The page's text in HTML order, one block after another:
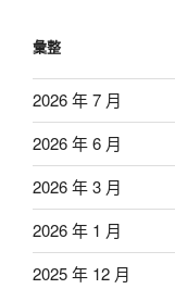
彙整
2026 年 7 月
2026 年 6 月
2026 年 3 月
2026 年 1 月
2025 年 12 月